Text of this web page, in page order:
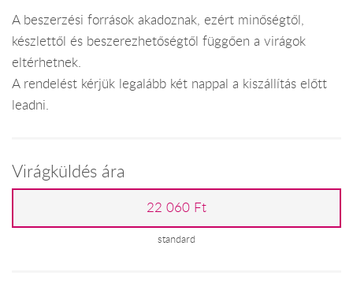
A beszerzési források akadoznak, ezért minőségtől,
készlettől és beszerezhetőségtől függően a virágok
eltérhetnek.
A rendelést kérjük legalább két nappal a kiszállítás előtt
leadni.
Virágküldés ára
22 060 Ft
standard